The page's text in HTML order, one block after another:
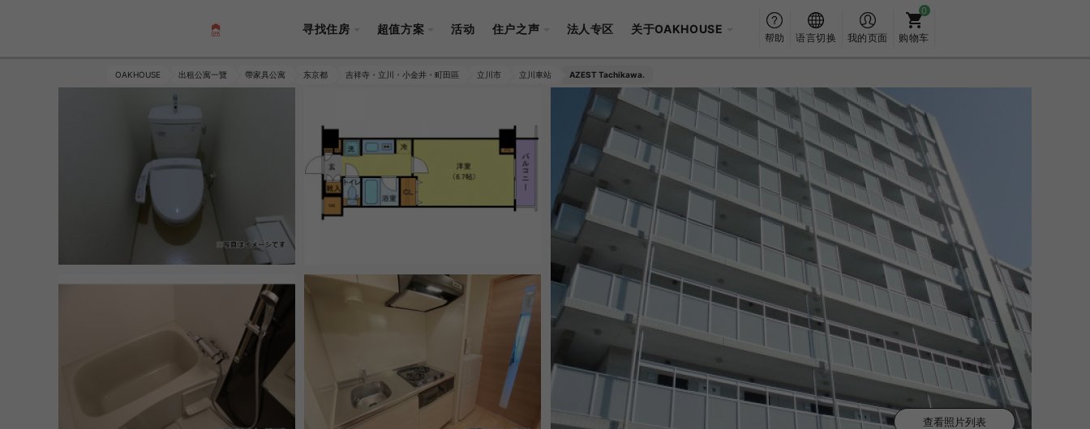
寻找住房 超值方案 活动 住户之声 法人专区 关于OAKHOUSE
帮助 语言切换 我的页面 购物车
OAKHOUSE 出租公寓一覽 帶家具公寓 东京都 吉祥寺・立川・小金井・町田區 立川市 立川車站 AZEST Tachikawa.
查看照片列表